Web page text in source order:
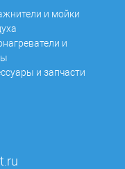
и мойки
и
и запчасти